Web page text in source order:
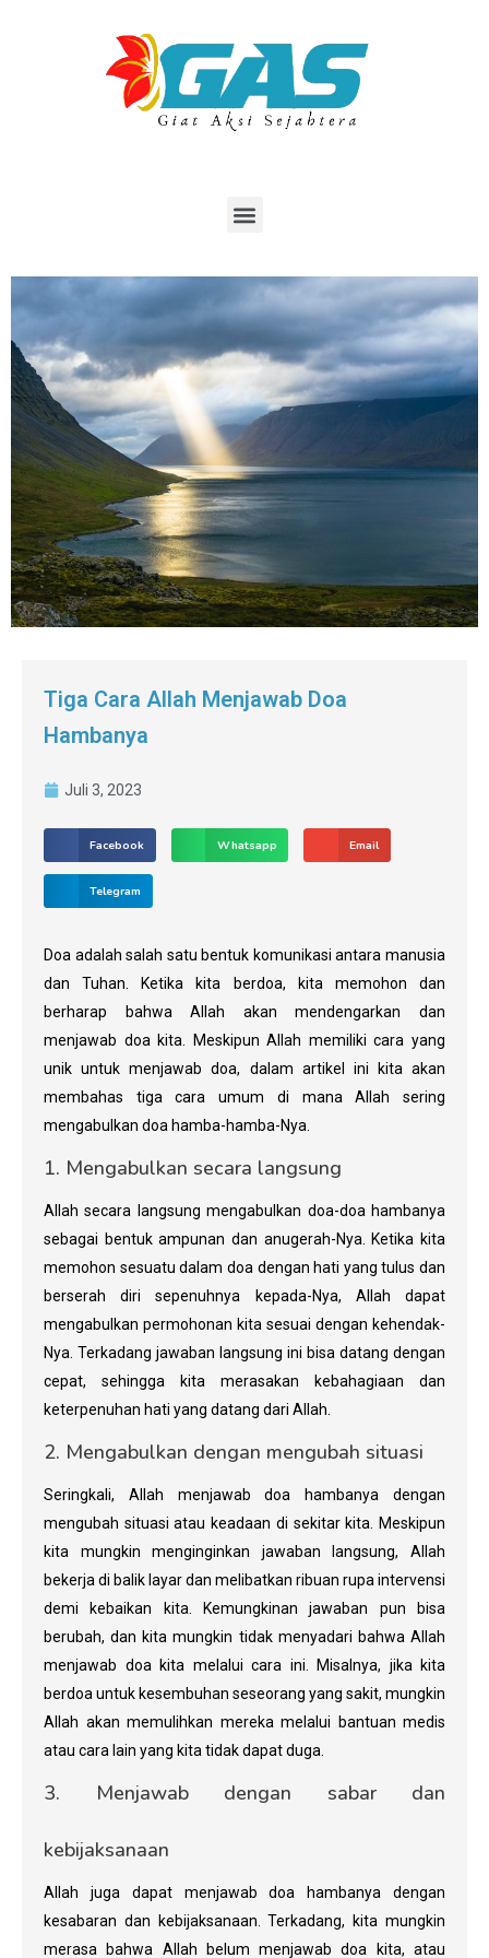
Tiga Cara Allah Menjawab Doa
Hambanya
Juli 3, 2023
Facebook Whatsapp Email
Telegram
Doa adalah salah satu bentuk komunikasi antara manusia
dan Tuhan. Ketika kita berdoa, kita memohon dan
berharap bahwa Allah akan mendengarkan dan
menjawab doa kita. Meskipun Allah memiliki cara yang
unik untuk menjawab doa, dalam artikel ini kita akan
membahas tiga cara umum di mana Allah sering
mengabulkan doa hamba-hamba-Nya.
1. Mengabulkan secara langsung
Allah secara langsung mengabulkan doa-doa hambanya
sebagai bentuk ampunan dan anugerah-Nya. Ketika kita
memohon sesuatu dalam doa dengan hati yang tulus dan
berserah diri sepenuhnya kepada-Nya, Allah dapat
mengabulkan permohonan kita sesuai dengan kehendak-
Nya. Terkadang jawaban langsung ini bisa datang dengan
cepat, sehingga kita merasakan kebahagiaan dan
keterpenuhan hati yang datang dari Allah.
2. Mengabulkan dengan mengubah situasi
Seringkali, Allah menjawab doa hambanya dengan
mengubah situasi atau keadaan di sekitar kita. Meskipun
kita mungkin menginginkan jawaban langsung, Allah
bekerja di balik layar dan melibatkan ribuan rupa intervensi
demi kebaikan kita. Kemungkinan jawaban pun bisa
berubah, dan kita mungkin tidak menyadari bahwa Allah
menjawab doa kita melalui cara ini. Misalnya, jika kita
berdoa untuk kesembuhan seseorang yang sakit, mungkin
Allah akan memulihkan mereka melalui bantuan medis
atau cara lain yang kita tidak dapat duga.
3. Menjawab dengan sabar dan
kebijaksanaan
Allah juga dapat menjawab doa hambanya dengan
kesabaran dan kebijaksanaan. Terkadang, kita mungkin
merasa bahwa Allah belum menjawab doa kita, atau